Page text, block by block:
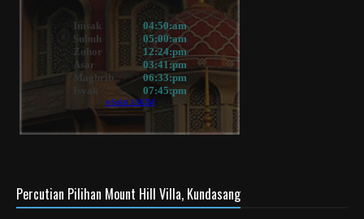
Percutian Pilihan Mount Hill Villa, Kundasang